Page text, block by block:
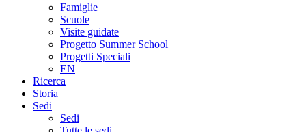
Famiglie
Scuole
Visite guidate
Progetto Summer School
Progetti Speciali
EN
Ricerca
Storia
Sedi
Sedi